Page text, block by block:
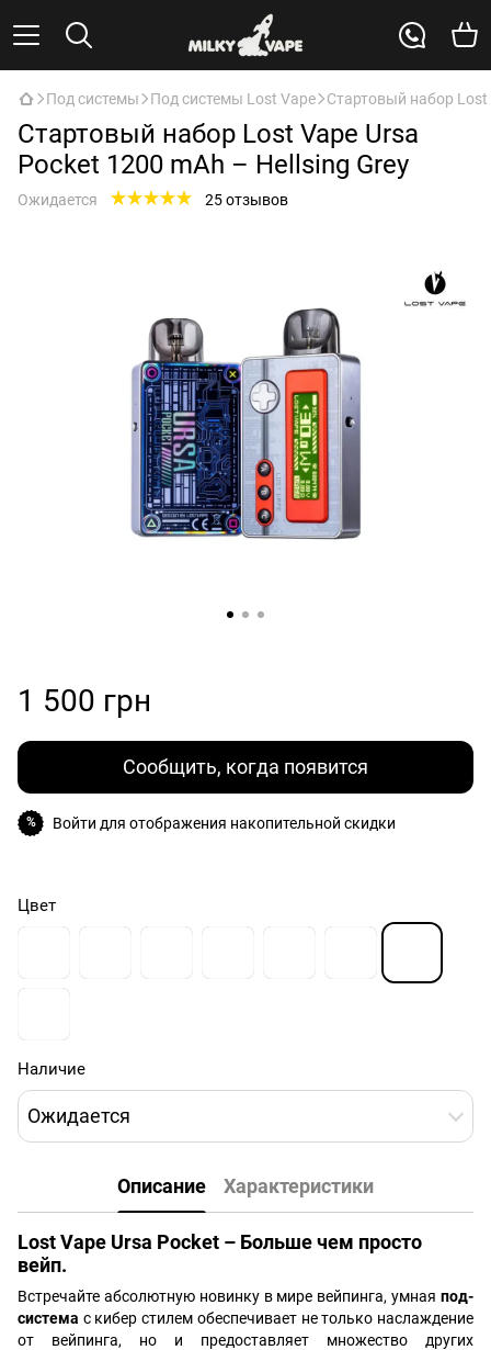
Под системы Под системы Lost Vape Стартовый набор Lost
Стартовый набор Lost Vape Ursa
Pocket 1200 mAh – Hellsing Grey
Ожидается 25 отзывов
1 500 грн
Сообщить, когда появится
% Войти для отображения накопительной скидки
Цвет
Наличие
Ожидается
Описание Характеристики
Lost Vape Ursa Pocket – Больше чем просто
вейп.
Встречайте абсолютную новинку в мире вейпинга, умная под-
система с кибер стилем обеспечивает не только наслаждение
от вейпинга, но и предоставляет множество других